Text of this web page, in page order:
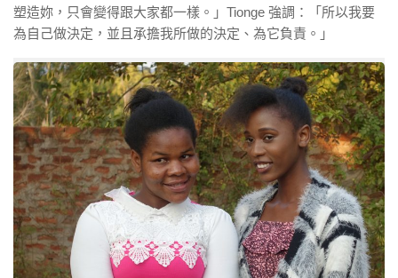
塑造妳，只會變得跟大家都一樣。」 Tionge 強調：「所以我要
為自己做決定，並且承擔我所做的決定、為它負責。 」